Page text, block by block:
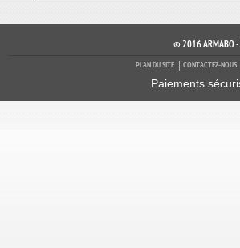
© 2016 ARMABO -
PLAN DU SITE CONTACTEZ-NOUS
Paiements